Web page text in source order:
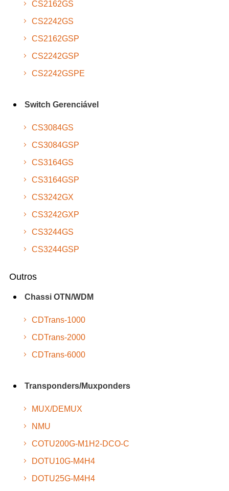
CS2162GS
CS2242GS
CS2162GSP
CS2242GSP
CS2242GSPE
Switch Gerenciável
CS3084GS
CS3084GSP
CS3164GS
CS3164GSP
CS3242GX
CS3242GXP
CS3244GS
CS3244GSP
Outros
Chassi OTN/WDM
CDTrans-1000
CDTrans-2000
CDTrans-6000
Transponders/Muxponders
MUX/DEMUX
NMU
COTU200G-M1H2-DCO-C
DOTU10G-M4H4
DOTU25G-M4H4